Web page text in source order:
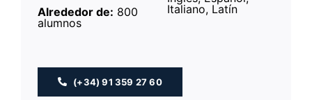
Alrededor de: 800
alumnos
Italiano, Latín
(+34) 91 359 27 60